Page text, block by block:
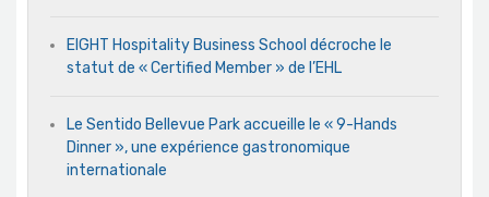
EIGHT Hospitality Business School décroche le
statut de « Certified Member » de l’EHL
Le Sentido Bellevue Park accueille le « 9-Hands
Dinner », une expérience gastronomique
internationale